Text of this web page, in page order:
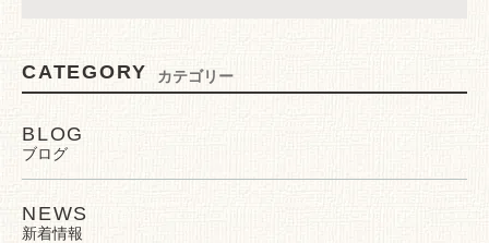
CATEGORY カテゴリー
BLOG
ブログ
NEWS
新着情報